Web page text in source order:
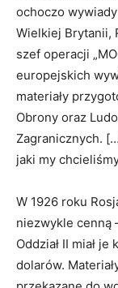
ochoczo
Wielkiej Brytanii,
szef operacji
europejskich
materiały
Obrony oraz
Zagranicznych.
jaki my
W 1926 roku
niezwykle cenną
Oddział II miał
dolarów.